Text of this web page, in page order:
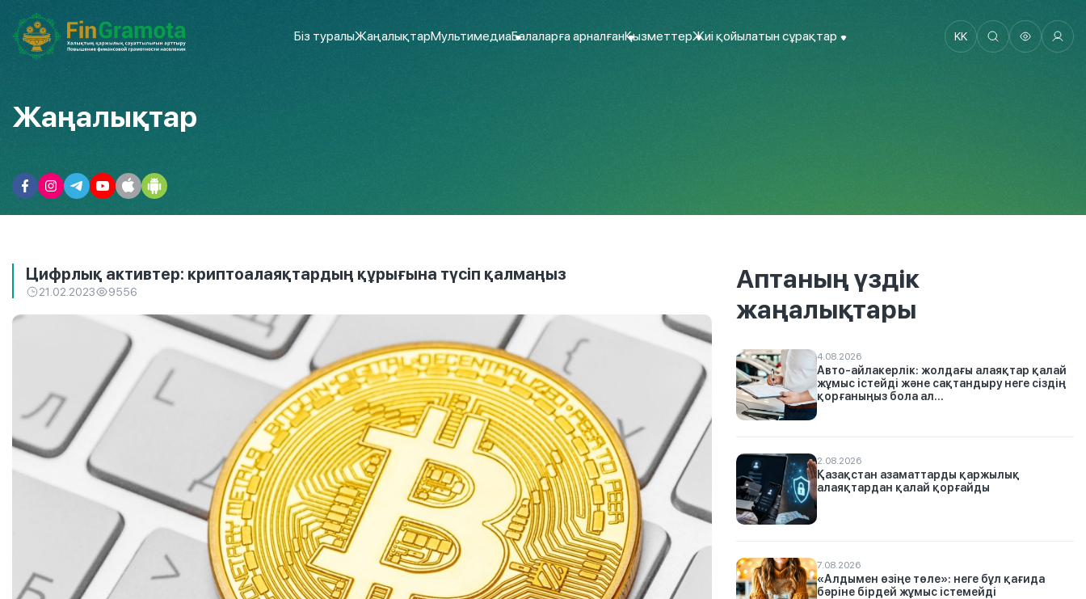
Біз туралыЖаңалықтарМультимедиаБалаларға арналғанҚызметтерЖиі қойылатын сұрақтар KK
Жаңалықтар
Цифрлық активтер: криптоалаяқтардың құрығына түсіп қалмаңыз
21.02.2023 9556
Аптаның үздік
жаңалықтары
4.08.2026
Авто-айлакерлік: жолдағы алаяқтар қалай
жұмыс істейді және сақтандыру неге сіздің
қорғаныңыз бола ал...
2.08.2026
Қазақстан азаматтарды қаржылық
алаяқтардан қалай қорғайды
7.08.2026
«Алдымен өзіңе төле»: неге бұл қағида
бәріне бірдей жұмыс істемейді